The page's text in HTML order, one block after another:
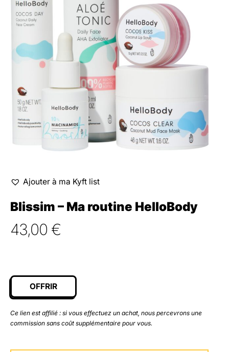
Ajouter à ma Kyft list
Blissim – Ma routine HelloBody
43,00 €
OFFRIR
Ce lien est affilié : si vous effectuez un achat, nous percevrons une
commission sans coût supplémentaire pour vous.